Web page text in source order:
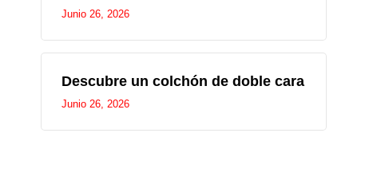
Junio 26, 2026
Descubre un colchón de doble cara
Junio 26, 2026